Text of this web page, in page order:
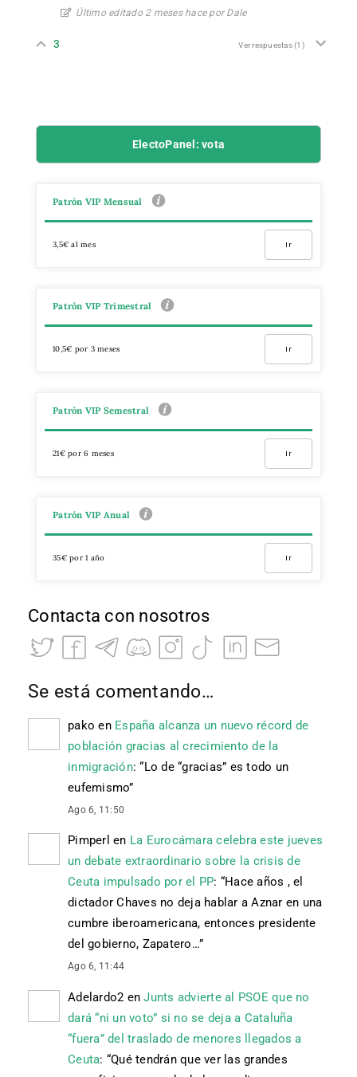
Último editado 2 meses hace por Dale
3 Ver respuestas(1)
ElectoPanel: vota
Patrón VIP Mensual
3,5€ al mes Ir
Patrón VIP Trimestral
10,5€ por 3 meses Ir
Patrón VIP Semestral
21€ por 6 meses Ir
Patrón VIP Anual
35€ por 1 año Ir
Contacta con nosotros
Se está comentando…
pako en España alcanza un nuevo récord de
población gracias al crecimiento de la
inmigración: “Lo de “gracias” es todo un
eufemismo”
Ago 6, 11:50
Pimperl en La Eurocámara celebra este jueves
un debate extraordinario sobre la crisis de
Ceuta impulsado por el PP: “Hace años , el
dictador Chaves no deja hablar a Aznar en una
cumbre iberoamericana, entonces presidente
del gobierno, Zapatero…”
Ago 6, 11:44
Adelardo2 enJunts advierte al PSOE que no
dará “ni un voto” si no se deja a Cataluña
“fuera” del traslado de menores llegados a
Ceuta: “Qué tendrán que ver las grandes